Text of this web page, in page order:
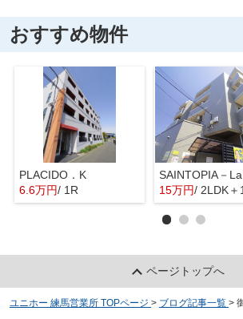
おすすめ物件
PLACIDO．K
6.6万円/ 1R
SAINTOPIA－La
15万円/ 2LDK＋
ページトップへ
ユニホー 練馬営業所 TOPページ > ブログ記事一覧 >